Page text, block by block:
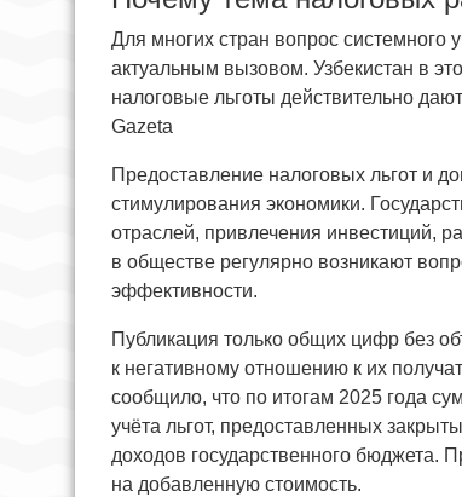
Для многих стран вопрос системного
актуальным вызовом. Узбекистан в
налоговые льготы действительно
Gazeta
Предоставление налоговых льгот и
стимулирования экономики.
отраслей, привлечения инвестиций,
в обществе регулярно возникают
эффективности.
Публикация только общих цифр без
к негативному отношению к их
сообщило, что по итогам 2025 года
учёта льгот, предоставленных
доходов государственного бюджета.
на добавленную стоимость.